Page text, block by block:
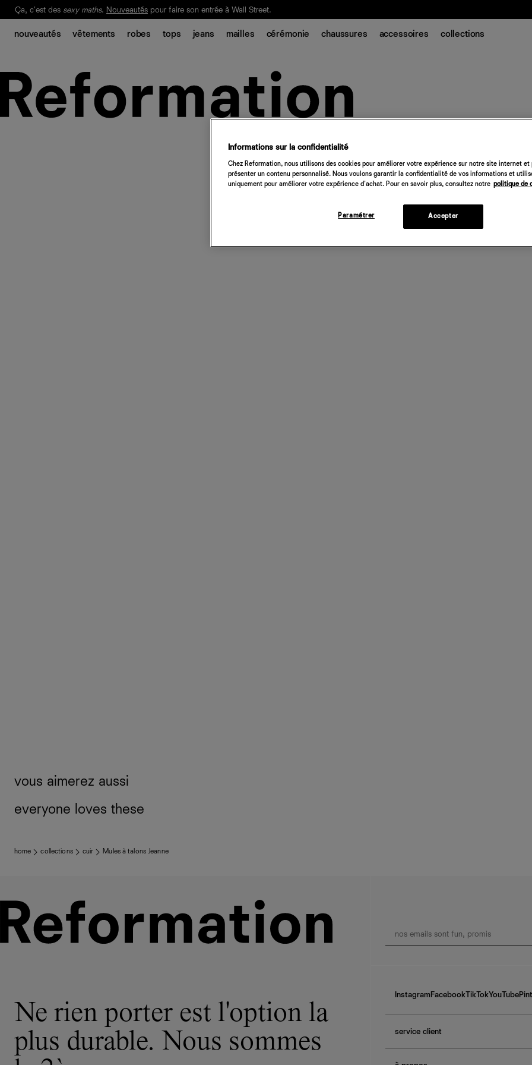
Notre Bilan Responsable 2025 est ici. Lisez-le
Ça, c'est des sexy maths. Nouveautés pour faire son entrée à Wall Street.
nouveautés vêtements robes tops jeans mailles cérémonie chaussures accessoires collections
vous aimerez aussi
everyone loves these
home collections cuir Mules à talons Jeanne
Ne rien porter est l'option la
plus durable. Nous sommes
Instagram FacebookTikTokYouTube
service client
Informations sur la confidentialité
Chez Reformation, nous utilisons des cookies pour améliorer votre expérience sur notre site internet et
présenter un contenu personnalisé. Nous voulons garantir la confidentialité de vos informations et
uniquement pour améliorer votre expérience d'achat. Pour en savoir plus, consultez notre politique de
Paramétrer Accepter